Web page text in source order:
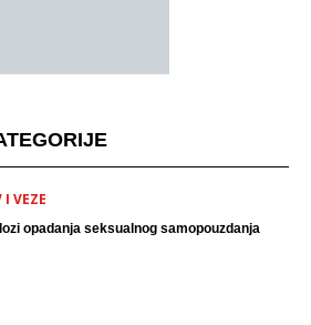
I VEZE
opadanja seksualnog samopouzdanja